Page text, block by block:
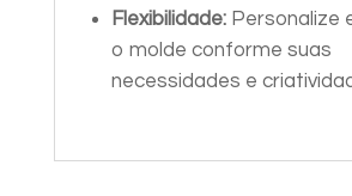
Flexibilidade:Personalize
o molde conforme suas
necessidades e